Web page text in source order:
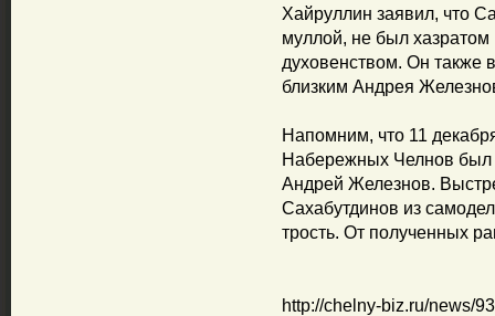
Хайруллин заявил, что
муллой, не был хазратом
духовенством. Он также
близким Андрея
Напомним, что 11
Набережных Челнов был
Андрей Железнов.
Сахабутдинов из
трость. От полученных
http://chelny-biz.ru/news/